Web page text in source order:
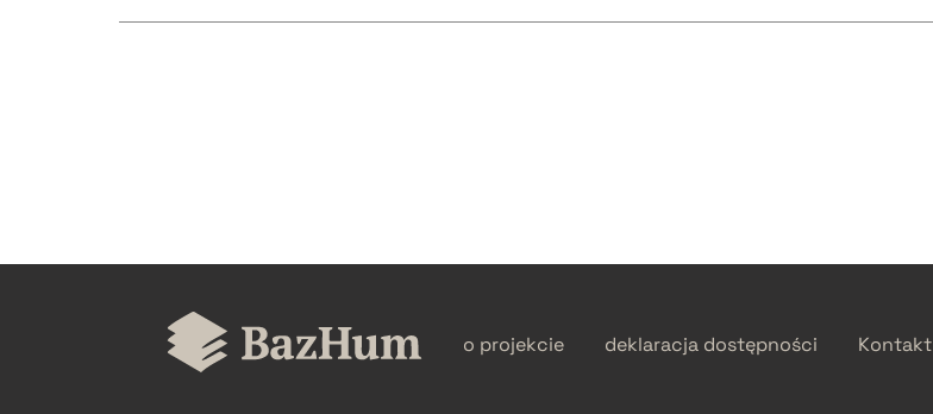
o projekcie deklaracja dostępności Kontakt